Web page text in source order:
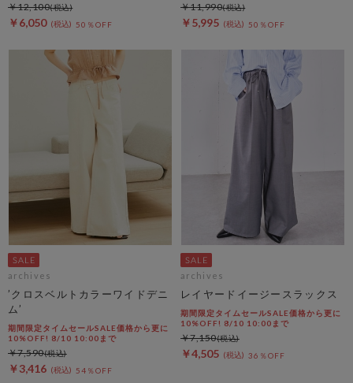
￥6,050 50％OFF
￥12,100
￥5,995 50％OFF
￥11,990
archives
’クロスベルトカラーワイドデニ
ム’
期間限定タイムセールSALE価格から更に
10%OFF! 8/10 10:00まで
￥3,416 54％OFF
￥7,590
archives
レイヤードイージースラックス
期間限定タイムセールSALE価格から更に
10%OFF! 8/10 10:00まで
￥4,505 36％OFF
￥7,150